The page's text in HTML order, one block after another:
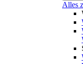
Alles